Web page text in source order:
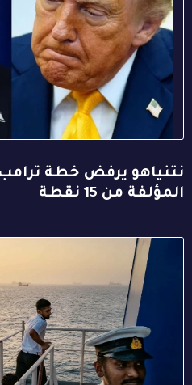
نتنياهو يرفض خطة
المؤلفة من 15 نقطة